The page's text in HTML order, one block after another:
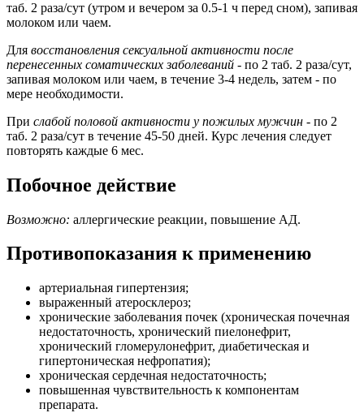
таб. 2 раза/сут (утром и вечером за 0.5-1 ч перед сном), запивая
молоком или чаем.
Для восстановления сексуальной активности после
перенесенных соматических заболеваний - по 2 таб. 2 раза/сут,
запивая молоком или чаем, в течение 3-4 недель, затем - по
мере необходимости.
При слабой половой активности у пожилых мужчин - по 2
таб. 2 раза/сут в течение 45-50 дней. Курс лечения следует
повторять каждые 6 мес.
Побочное действие
Возможно: аллергические реакции, повышение АД.
Противопоказания к применению
артериальная гипертензия;
выраженный атеросклероз;
хронические заболевания почек (хроническая почечная
недостаточность, хронический пиелонефрит,
хронический гломерулонефрит, диабетическая и
гипертоническая нефропатия);
хроническая сердечная недостаточность;
повышенная чувствительность к компонентам
препарата.